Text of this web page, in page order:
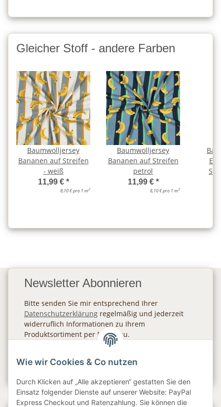
Gleicher Stoff - andere Farben
Baumwolljersey
Bananen auf Streifen
- weiß
11,99 € *
8,10 € pro 1 m2
Baumwolljersey
Bananen auf Streifen
petrol
11,99 € *
8,10 € pro 1 m2
Newsletter Abonnieren
Bitte senden Sie mir entsprechend Ihrer
Datenschutzerklärung regelmäßig und jederzeit
widerruflich Informationen zu Ihrem
Produktsortiment per E-Mail zu.
Wie wir Cookies & Co nutzen
Durch Klicken auf „Alle akzeptieren“ gestatten Sie den
Einsatz folgender Dienste auf unserer Website: PayPal
Express Checkout und Ratenzahlung. Sie können die